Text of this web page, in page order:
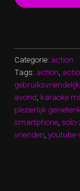
Categorie: action
Tags: action
avond karaoke
plezierlijk
smartphone
vrienden youtube-